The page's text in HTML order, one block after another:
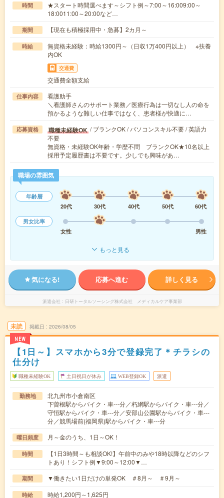
時間
★スタート時間選べます～シフト例～7:00～16:009:00～
18:0011:00～20:00など…
期間 【現在も積極採用中・急募】2カ月～
時給
無資格未経験：時給1300円～（日収1万400円以上） ※扶養
内OK
交通費
交通費全額支給
仕事内容
看護助手
＼看護師さんのサポート業務／医療行為は一切なし人の命を
預かるような難しい仕事ではなく、患者様が快適に…
応募資格 職種未経験OK / ブランクOK / パソコンスキル不要 / 英語力
不要
無資格・未経験OK年齢・学歴不問 ブランクOK★10名以上
採用予定履歴書は不要です。少しでも興味があ…
職場の雰囲気
年齢層
20代
30代 40代 50代
60代
男女比率
女性
男性
もっと見る
気になる! 応募へ進む 詳しく見る
派遣会社 日研トータルソーシング株式会社 メディカルケア事業部
未読
NEW
掲載日 2026/08/05
【1日～】スマホから3分で登録完了＊チラシの
仕分け
職種未経験OK 土日祝日が休み WEB登録OK 派遣
勤務地
北九州市小倉南区
下曽根駅からバイク・車---分／朽網駅からバイク・車---分／
守恒駅からバイク・車---分／安部山公園駅からバイク・車---
分／競馬場前(福岡県)駅からバイク・車---分
曜日頻度 月～金のうち、1日～OK！
時間
【1日3時間～も相談OK!】午前中のみや18時以降などのシフ
トあり！シフト例▼9:00～12:00▼…
期間 ▼働きたい1日だけの単発OK ＃8月～ ＃9月～
時給 時給1,200円～1,625円